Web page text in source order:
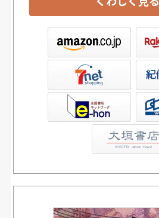
書店ウェブストア